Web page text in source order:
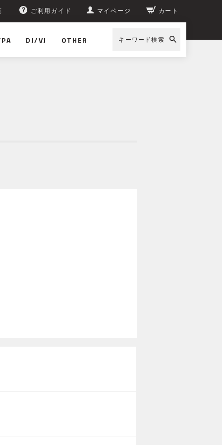
ご利用ガイド マイページ カート
DJ/VJ OTHER キーワード検索